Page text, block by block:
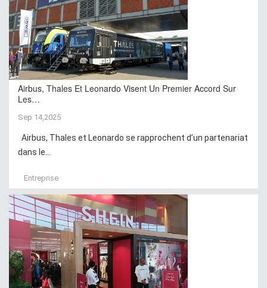
Airbus, Thales Et Leonardo Visent Un Premier Accord Sur
Les…
Sep 14,2025
Airbus, Thales et Leonardo se rapprochent d’un partenariat
dans le...
Entreprise